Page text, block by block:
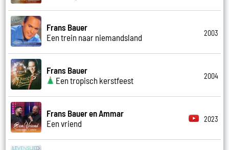
Frans Bauer
Een trein naar niemandsland
2003
Frans Bauer
Een tropisch kerstfeest
2004
Frans Bauer en Ammar
Een vriend
2023